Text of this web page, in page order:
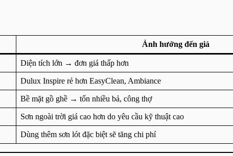
Ảnh hưởng đến giá
Diện tích lớn → đơn giá thấp hơn
Dulux Inspire rẻ hơn EasyClean, Ambiance
Bề mặt gồ ghề → tốn nhiều bả, công thợ
Sơn ngoài trời giá cao hơn do yêu cầu kỹ thuật cao
Dùng thêm sơn lót đặc biệt sẽ tăng chi phí